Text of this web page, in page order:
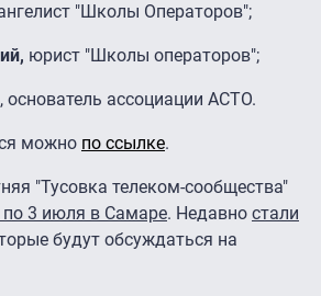
"Школы Операторов";
юрист "Школы операторов";
, основатель ассоциации АСТО.
можно по ссылке.
"Тусовка телеком-сообщества"
3 июля в Самаре. Недавно стали
будут обсуждаться на